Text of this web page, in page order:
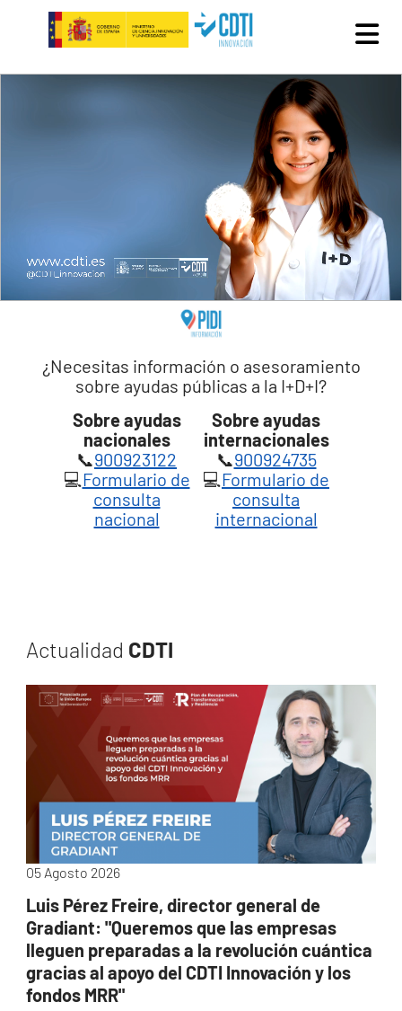
Pasar al contenido principal
¿Necesitas información o asesoramiento
sobre ayudas públicas a la I+D+I?
Sobre ayudas
nacionales
Sobre ayudas
internacionales
📞900923122 📞900924735
💻Formulario de
consulta
nacional
💻Formulario de
consulta
internacional
Actualidad CDTI
05 Agosto 2026
Luis Pérez Freire, director general de
Gradiant: "Queremos que las empresas
lleguen preparadas a la revolución cuántica
gracias al apoyo del CDTI Innovación y los
fondos MRR"